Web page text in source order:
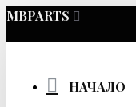
MBPARTS
НАЧАЛО